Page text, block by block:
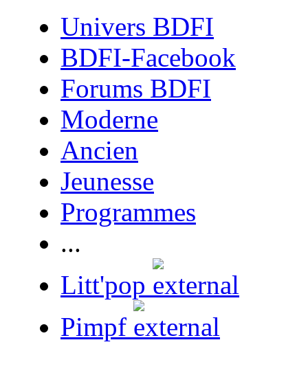
Univers BDFI
BDFI-Facebook
Forums BDFI
Moderne
Ancien
Jeunesse
Programmes
...
Litt'pop
Pimpf